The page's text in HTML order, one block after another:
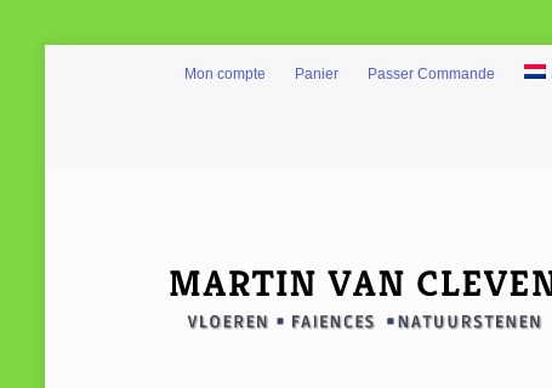
Mon compte Panier Passer Commande